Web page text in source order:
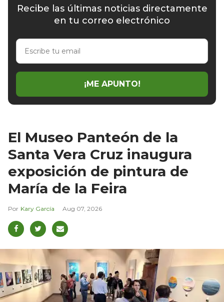
Recibe las últimas noticias directamente
en tu correo electrónico
Escribe
email
¡ME APUNTO!
El Museo Panteón de la
Santa Vera Cruz inaugura
exposición de pintura de
María de la Feira
Kary García Aug 07, 2026